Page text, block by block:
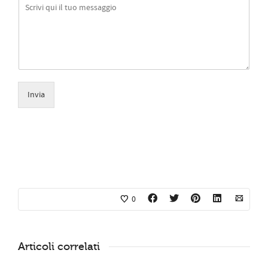
Invia
0
Articoli correlati